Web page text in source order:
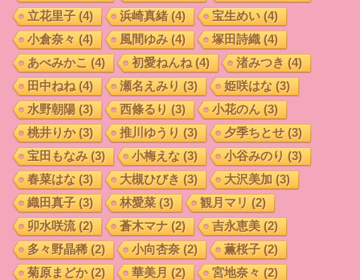
立花里子(4) 浜崎真緒(4) 宝生めい(4)
小倉奈々 (4) 風間ゆみ(4) 塚田詩織(4)
あべみかこ (4) 初愛ねんね (4) 渚みつき (4)
田中ねね (4) 瀬名えみり (3) 姫咲はな (3)
水野朝陽(3) 西條るり (3) 小花のん (3)
桃井りか(3) 推川ゆうり (3) 夕季ちとせ(3)
宝田もなみ(3) 小梅えな (3) 小谷みのり (3)
春菜はな (3) 大槻ひびき (3) 大沢美加 (3)
織田真子(3) 林愛菜(3) 観月マリ (2)
卯水咲流(2) 蒼木マナ(2) 吉永恵美(2)
多々野晶稀(2) 小向杏奈(2) 薫桜子(2)
菊原まどか(2) 華美月 (2) 宮地奈々 (2)